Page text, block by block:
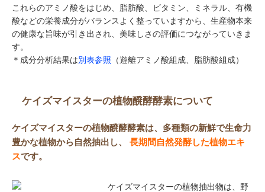
これらのアミノ酸をはじめ、脂肪酸、ビタミン、ミネラル、有機
酸などの栄養成分がバランスよく整っていますから、生産物本来
の健康な旨味が引き出され、美味しさの評価につながっていきま
す。
＊成分分析結果は別表参照 （遊離アミノ酸組成、脂肪酸組成）
ケイズマイスターの植物醗酵酵素について
ケイズマイスターの植物醗酵酵素は、多種類の新鮮で生命力
豊かな植物から自然抽出し、 長期間自然発酵した植物エキ
スです。
ケイズマイスターの植物抽出物は、野